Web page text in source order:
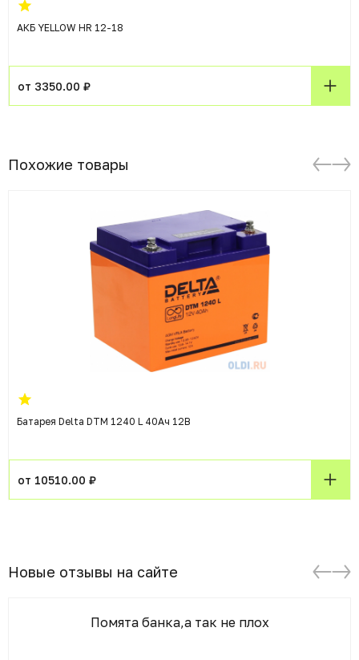
АКБ YELLOW HR 12-18
от 3350.00 ₽
Похожие товары
Батарея Delta DTM 1240 L 40Ач 12B
от 10510.00 ₽
Новые отзывы на сайте
Помята банка,а так не плох